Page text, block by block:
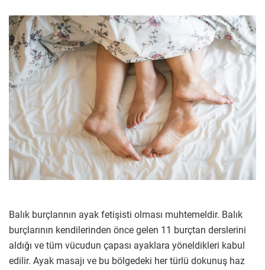
Balık burçlarının ayak fetişisti olması muhtemeldir. Balık
burçlarının kendilerinden önce gelen 11 burçtan derslerini
aldığı ve tüm vücudun çapası ayaklara yöneldikleri kabul
edilir. Ayak masajı ve bu bölgedeki her türlü dokunuş haz